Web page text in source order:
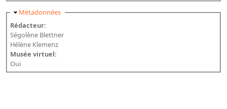
Masquer
Métadonnées
Rédacteur:
Ségolène Blettner
Hélène Klemenz
Musée virtuel:
Oui